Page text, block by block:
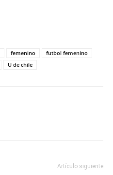
femenino
futbol femenino
U de chile
Artículo siguiente